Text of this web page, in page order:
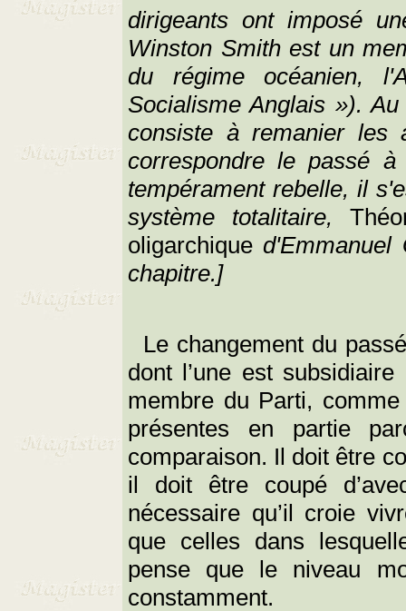
dirigeants ont imposé
Winston Smith est un
du régime océanien,
Socialisme Anglais »).
consiste à remanier les
correspondre le passé
tempérament rebelle, il
système totalitaire,
oligarchique
chapitre.]
Le changement du
dont l’une est
membre du Parti,
présentes en partie
comparaison. Il doit être
il doit être coupé
nécessaire qu’il croie
que celles dans
pense que le niveau
constamment.